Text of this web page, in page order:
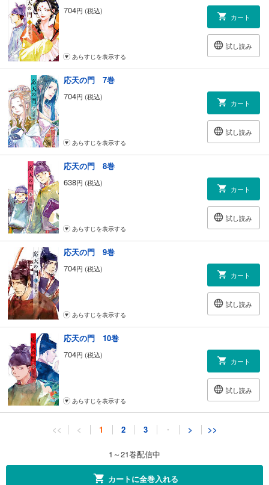
704円 (税込)
カート
試し読み
あらすじを表示する
応天の門 7巻
704円 (税込)
カート
試し読み
あらすじを表示する
応天の門 8巻
638円 (税込)
カート
試し読み
あらすじを表示する
応天の門 9巻
704円 (税込)
カート
試し読み
あらすじを表示する
応天の門 10巻
704円 (税込)
カート
試し読み
あらすじを表示する
応天の門 11巻
<< < 1 2 3 ・ > >>
1～21巻配信中
カートに全巻入れる